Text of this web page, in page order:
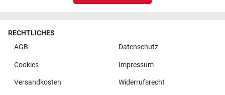
RECHTLICHES
AGB
Datenschutz
Cookies Impressum
Versandkosten Widerrufsrecht